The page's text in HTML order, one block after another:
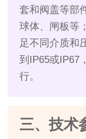
套和阀盖等部
球体、闸板等
足不同介质和
到IP65或IP67
行。
三、技术